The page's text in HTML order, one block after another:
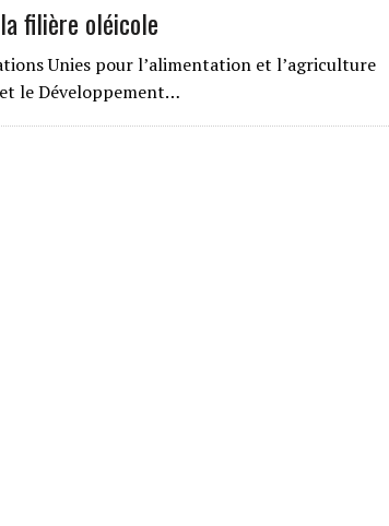
filière oléicole
Unies pour l’alimentation et l’agriculture
le Développement…